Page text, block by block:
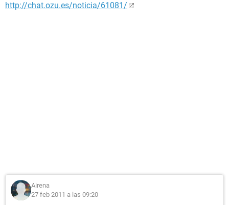
http://chat.ozu.es/noticia/61081/
Airena
27 feb 2011 a las 09:20